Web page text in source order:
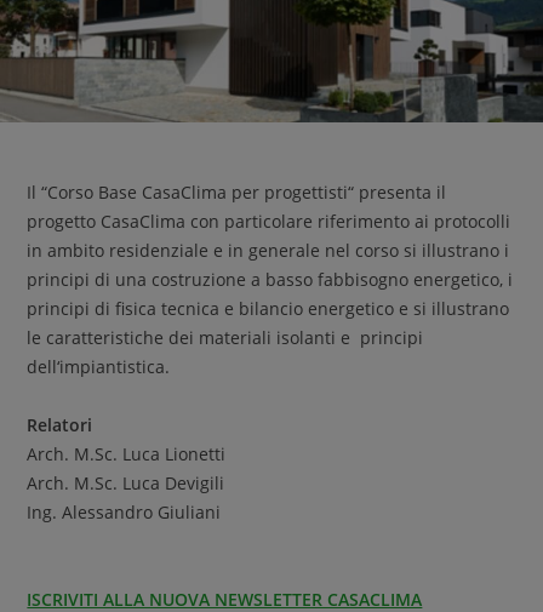
Il “Corso Base CasaClima per progettisti“ presenta il
progetto CasaClima con particolare riferimento ai protocolli
in ambito residenziale e in generale nel corso si illustrano i
principi di una costruzione a basso fabbisogno energetico, i
principi di fisica tecnica e bilancio energetico e si illustrano
le caratteristiche dei materiali isolanti e principi
dell‘impiantistica.
Relatori
Arch. M.Sc. Luca Lionetti
Arch. M.Sc. Luca Devigili
Ing. Alessandro Giuliani
ISCRIVITI ALLA NUOVA NEWSLETTER CASACLIMA